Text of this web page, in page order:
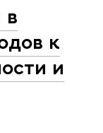
к
и